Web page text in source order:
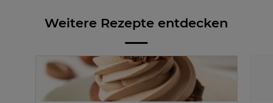
Weitere Rezepte entdecken